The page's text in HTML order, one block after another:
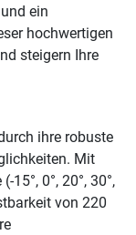
ein
hochwertigen
steigern Ihre
ihre robuste
Mit
0°, 20°, 30°,
von 220